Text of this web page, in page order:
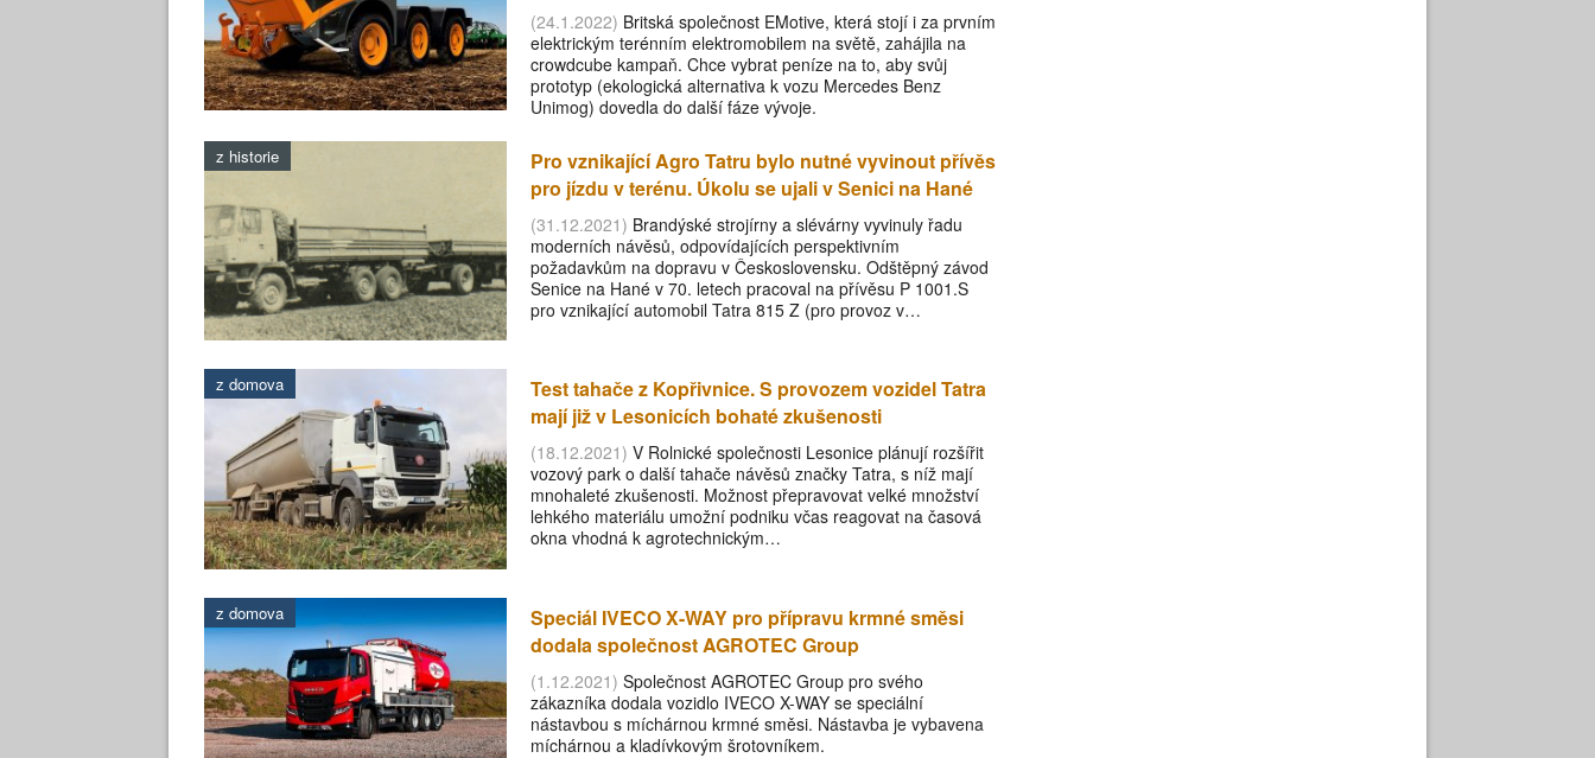
(24.1.2022) Britská společnost EMotive, která stojí i za prvním
elektrickým terénním elektromobilem na světě, zahájila na
crowdcube kampaň. Chce vybrat peníze na to, aby svůj
prototyp (ekologická alternativa k vozu Mercedes Benz
Unimog) dovedla do další fáze vývoje.
z historie
Pro vznikající Agro Tatru bylo nutné vyvinout přívěs
pro jízdu v terénu. Úkolu se ujali v Senici na Hané
(31.12.2021) Brandýské strojírny a slévárny vyvinuly řadu
moderních návěsů, odpovídajících perspektivním
požadavkům na dopravu v Československu. Odštěpný závod
Senice na Hané v 70. letech pracoval na přívěsu P 1001.S
pro vznikající automobil Tatra 815 Z (pro provoz v…
z domova
Test tahače z Kopřivnice. S provozem vozidel Tatra
mají již v Lesonicích bohaté zkušenosti
(18.12.2021) V Rolnické společnosti Lesonice plánují rozšířit
vozový park o další tahače návěsů značky Tatra, s níž mají
mnohaleté zkušenosti. Možnost přepravovat velké množství
lehkého materiálu umožní podniku včas reagovat na časová
okna vhodná k agrotechnickým…
z domova
Speciál IVECO X-WAY pro přípravu krmné směsi
dodala společnost AGROTEC Group
(1.12.2021) Společnost AGROTEC Group pro svého
zákazníka dodala vozidlo IVECO X-WAY se speciální
nástavbou s míchárnou krmné směsi. Nástavba je vybavena
míchárnou a kladívkovým šrotovníkem.